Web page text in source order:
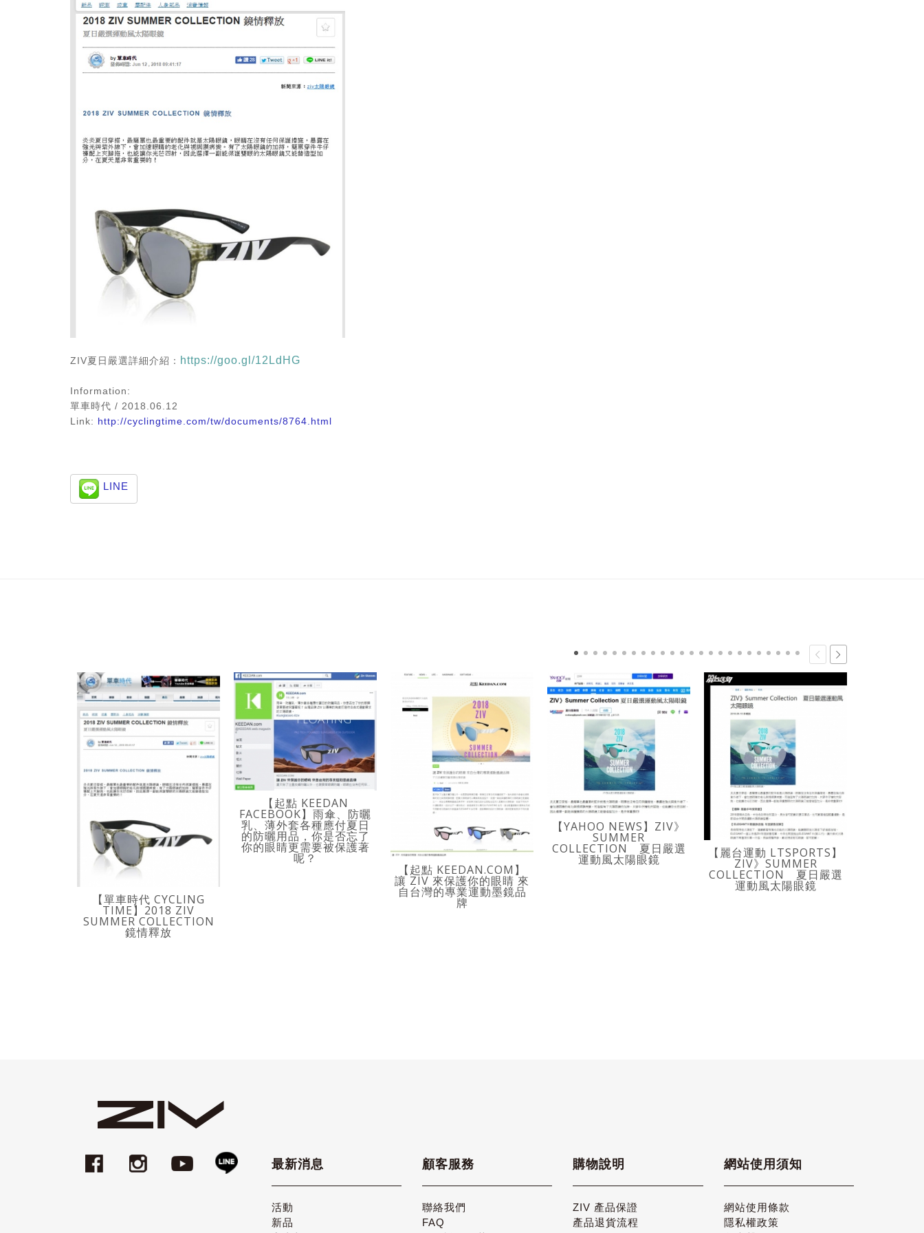
ZIV夏日嚴選詳細介紹： https://goo.gl/12LdHG
Information:
單車時代 / 2018.06.12
Link: http://cyclingtime.com/tw/documents/8764.html
LINE
【單車時代 CYCLING
TIME】2018 ZIV
SUMMER COLLECTION
鏡情釋放
【起點 KEEDAN
FACEBOOK】雨傘、防曬
乳、薄外套各種應付夏日
的防曬用品，你是否忘了
你的眼睛更需要被保護著
呢？
【起點 KEEDAN.COM】
讓 ZIV 來保護你的眼睛 來
自台灣的專業運動墨鏡品
牌
【YAHOO NEWS】ZIV》
SUMMER
COLLECTION 夏日嚴選
運動風太陽眼鏡 【麗台運動 LTSPORTS】
ZIV》SUMMER
COLLECTION 夏日嚴選
運動風太陽眼鏡
最新消息
活動
新品
顧客服務
聯絡我們
FAQ
購物說明
ZIV 產品保證
產品退貨流程
網站使用須知
網站使用條款
隱私權政策